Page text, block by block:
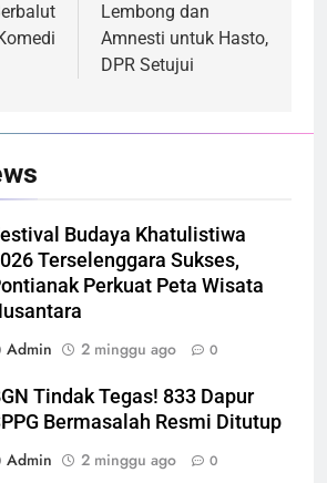
Lembong dan
Amnesti untuk Hasto,
DPR Setujui
Budaya Khatulistiwa
Terselenggara Sukses,
Perkuat Peta Wisata
Admin
2 minggu ago 0
Tindak Tegas! 833 Dapur
Bermasalah Resmi Ditutup
Admin
2 minggu ago 0